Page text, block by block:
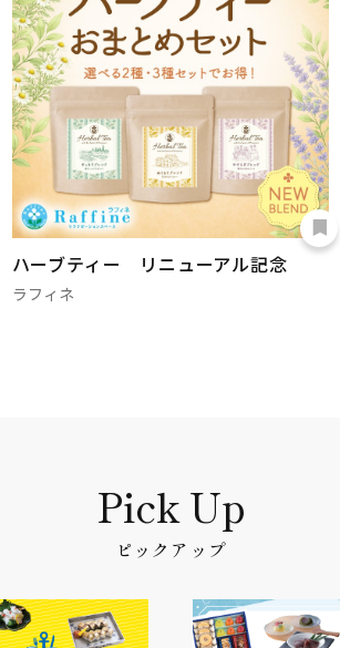
ハーブティー リニューアル記念
ラフィネ
ピックアップ